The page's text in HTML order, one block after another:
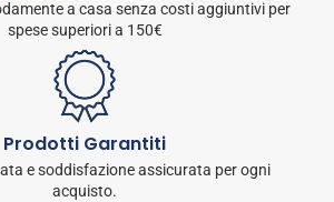
a casa senza costi aggiuntivi per
spese superiori a 150€
Prodotti Garantiti
e soddisfazione assicurata per ogni
acquisto.